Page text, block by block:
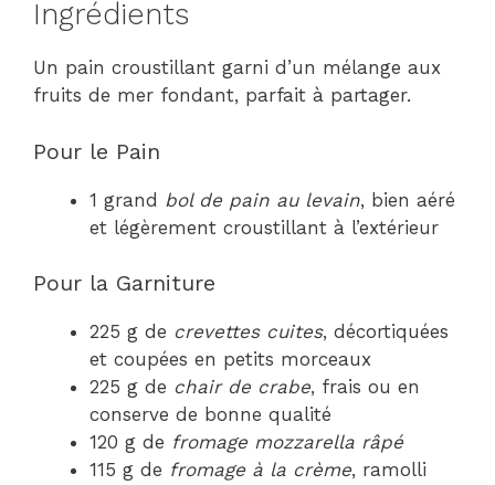
Ingrédients
Un pain croustillant garni d’un mélange aux
fruits de mer fondant, parfait à partager.
Pour le Pain
1 grand bol de pain au levain, bien aéré
et légèrement croustillant à l’extérieur
Pour la Garniture
225 g de crevettes cuites, décortiquées
et coupées en petits morceaux
225 g de chair de crabe, frais ou en
conserve de bonne qualité
120 g de fromage mozzarella râpé
115 g de fromage à la crème, ramolli